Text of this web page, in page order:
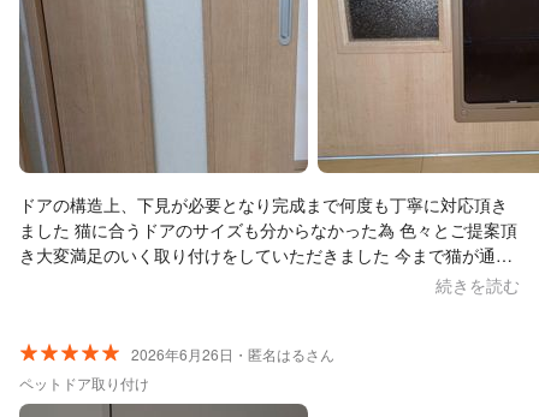
ドアの構造上、下見が必要となり完成まで何度も丁寧に対応頂き
ました 猫に合うドアのサイズも分からなかった為 色々とご提案頂
き大変満足のいく取り付けをしていただきました 今まで猫が通る
ためにリビングのドアを少し開けた状態で冷暖房をかけていまし
とうございました
続きを読む
2026年6月26日・匿名はるさん
ペットドア取り付け